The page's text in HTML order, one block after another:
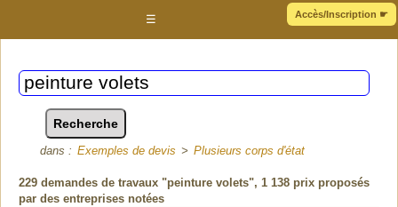
Accès/Inscription ☛
☰
dans : Exemples de devis > Plusieurs corps d'état
229 demandes de travaux "peinture volets", 1 138 prix proposés
par des entreprises notées